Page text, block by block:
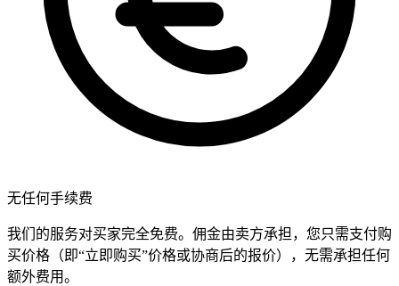
无任何手续费
我们的服务对买家完全免费。佣金由卖方承担，您只需支付购
买价格（即“立即购买”价格或协商后的报价），无需承担任何
额外费用。